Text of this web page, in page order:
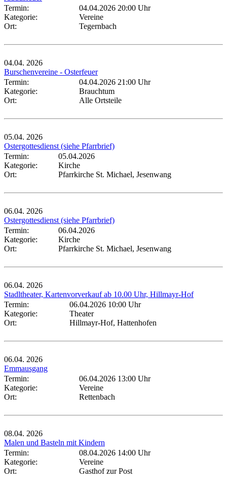
Termin:
04.04.2026 20:00 Uhr
Kategorie:
Vereine
Ort:
Tegernbach
04.04. 2026
Burschenvereine - Osterfeuer
Termin:
04.04.2026 21:00 Uhr
Kategorie:
Brauchtum
Ort:
Alle Ortsteile
05.04. 2026
Ostergottesdienst (siehe Pfarrbrief)
Termin:
05.04.2026
Kategorie:
Kirche
Ort:
Pfarrkirche St. Michael, Jesenwang
06.04. 2026
Ostergottesdienst (siehe Pfarrbrief)
Termin:
06.04.2026
Kategorie:
Kirche
Ort:
Pfarrkirche St. Michael, Jesenwang
06.04. 2026
Stadltheater, Kartenvorverkauf ab 10.00 Uhr, Hillmayr-Hof
Termin:
06.04.2026 10:00 Uhr
Kategorie:
Theater
Ort:
Hillmayr-Hof, Hattenhofen
06.04. 2026
Emmausgang
Termin:
06.04.2026 13:00 Uhr
Kategorie:
Vereine
Ort:
Rettenbach
08.04. 2026
Malen und Basteln mit Kindern
Termin:
08.04.2026 14:00 Uhr
Kategorie:
Vereine
Ort:
Gasthof zur Post